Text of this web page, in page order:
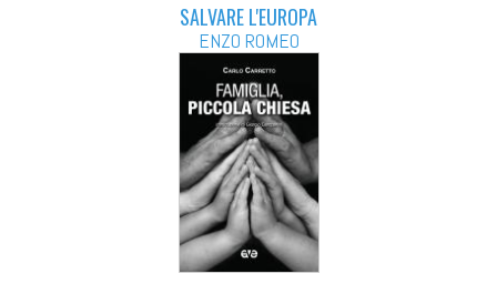
SALVARE L'EUROPA
ENZO ROMEO